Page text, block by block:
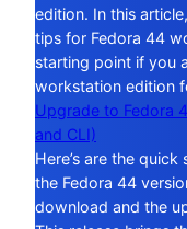
edition. In this
tips for Fedora 44
starting point if you
workstation edition
Upgrade to Fedora
and CLI)
Here’s are the
the Fedora 44
download and the